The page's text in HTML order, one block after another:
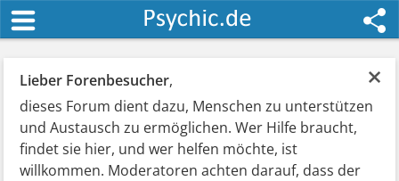
×
Lieber Forenbesucher,
dieses Forum dient dazu, Menschen zu unterstützen
und Austausch zu ermöglichen. Wer Hilfe braucht,
findet sie hier, und wer helfen möchte, ist
willkommen. Moderatoren achten darauf, dass der